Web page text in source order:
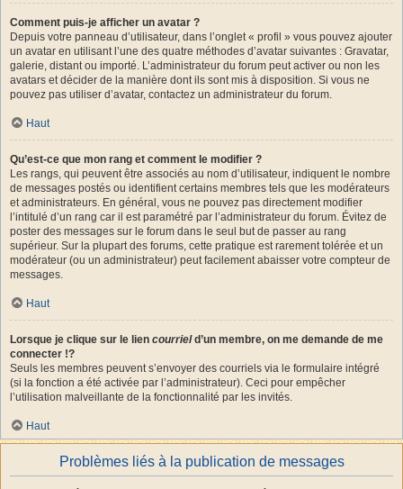
Comment puis-je afficher un avatar ?
Depuis votre panneau d’utilisateur, dans l’onglet « profil » vous pouvez ajouter
un avatar en utilisant l’une des quatre méthodes d’avatar suivantes : Gravatar,
galerie, distant ou importé. L’administrateur du forum peut activer ou non les
avatars et décider de la manière dont ils sont mis à disposition. Si vous ne
pouvez pas utiliser d’avatar, contactez un administrateur du forum.
Haut
Qu’est-ce que mon rang et comment le modifier ?
Les rangs, qui peuvent être associés au nom d’utilisateur, indiquent le nombre
de messages postés ou identifient certains membres tels que les modérateurs
et administrateurs. En général, vous ne pouvez pas directement modifier
l’intitulé d’un rang car il est paramétré par l’administrateur du forum. Évitez de
poster des messages sur le forum dans le seul but de passer au rang
supérieur. Sur la plupart des forums, cette pratique est rarement tolérée et un
modérateur (ou un administrateur) peut facilement abaisser votre compteur de
messages.
Haut
Lorsque je clique sur le lien courrield’un membre, on me demande de me
connecter !?
Seuls les membres peuvent s’envoyer des courriels via le formulaire intégré
(si la fonction a été activée par l’administrateur). Ceci pour empêcher
l’utilisation malveillante de la fonctionnalité par les invités.
Haut
Problèmes liés à la publication de messages